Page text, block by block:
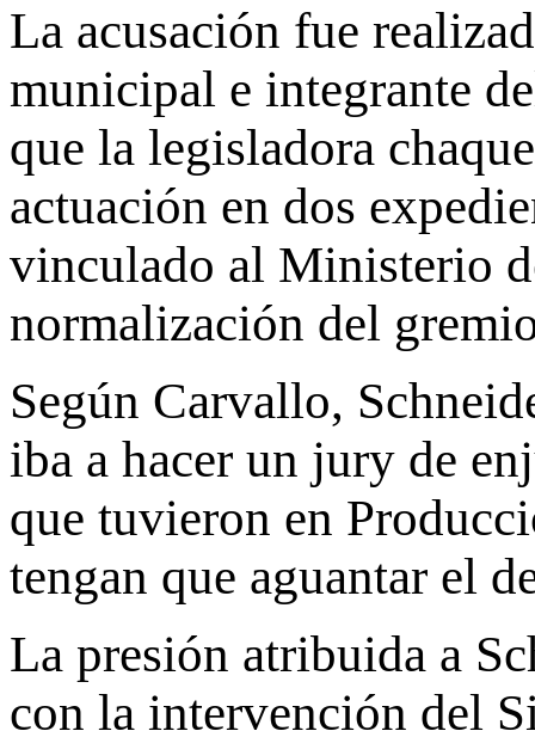
La acusación fue
municipal e integrante
que la legisladora
actuación en dos
vinculado al Ministerio
normalización del
Según Carvallo,
iba a hacer un jury de
que tuvieron en
tengan que aguantar el
La presión atribuida a
con la intervención del